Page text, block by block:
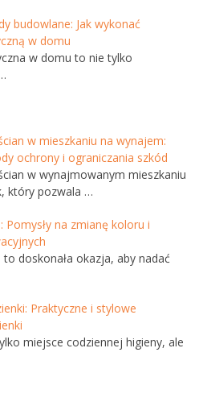
budowlane: Jak wykonać
w domu
w domu to nie tylko
w mieszkaniu na wynajem:
ochrony i ograniczania szkód
w wynajmowanym mieszkaniu
który pozwala …
Pomysły na zmianę koloru i
doskonała okazja, aby nadać
Praktyczne i stylowe
miejsce codziennej higieny, ale